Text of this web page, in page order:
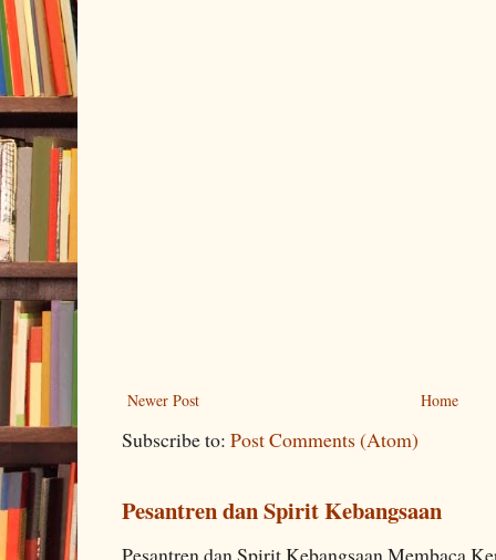
Newer Post Home
Subscribe to: Post Comments (Atom)
Pesantren dan Spirit Kebangsaan
Pesantren dan Spirit Kebangsaan Membaca